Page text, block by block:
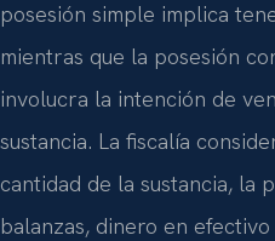
posesión simple implica
mientras que la posesión
involucra la intención de
sustancia. La fiscalía
cantidad de la sustancia, la
balanzas, dinero en